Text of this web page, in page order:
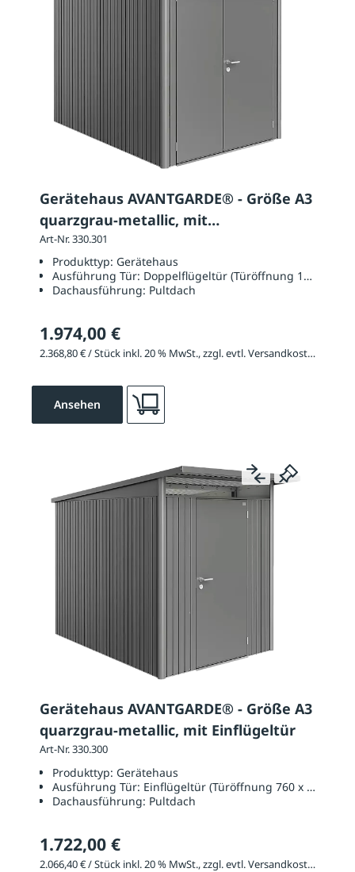
Gerätehaus AVANTGARDE® - Größe A3
quarzgrau-metallic, mit
Doppelflügeltür
Art-Nr. 330.301
Produkttyp: Gerätehaus
Ausführung Tür: Doppelflügeltür (Türöffnung 1390 x
Dachausführung: Pultdach
1.974,00 €
2.368,80 € / Stück inkl. 20 % MwSt., zzgl. evtl. Versandkosten
Ansehen
Gerätehaus AVANTGARDE® - Größe A3
quarzgrau-metallic, mit Einflügeltür
Art-Nr. 330.300
Produkttyp: Gerätehaus
Ausführung Tür: Einflügeltür (Türöffnung 760 x 1820
Dachausführung: Pultdach
1.722,00 €
2.066,40 € / Stück inkl. 20 % MwSt., zzgl. evtl. Versandkosten